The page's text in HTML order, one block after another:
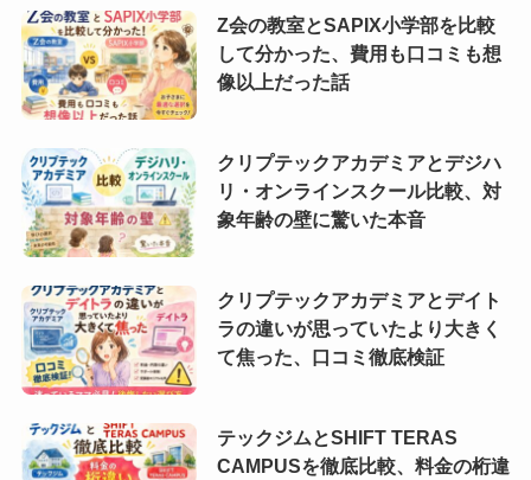
Z会の教室とSAPIX小学部を比較
して分かった、費用も口コミも想
像以上だった話
クリプテックアカデミアとデジハ
リ・オンラインスクール比較、対
象年齢の壁に驚いた本音
クリプテックアカデミアとデイト
ラの違いが思っていたより大きく
て焦った、口コミ徹底検証
テックジムとSHIFT TERAS
CAMPUSを徹底比較、料金の桁違